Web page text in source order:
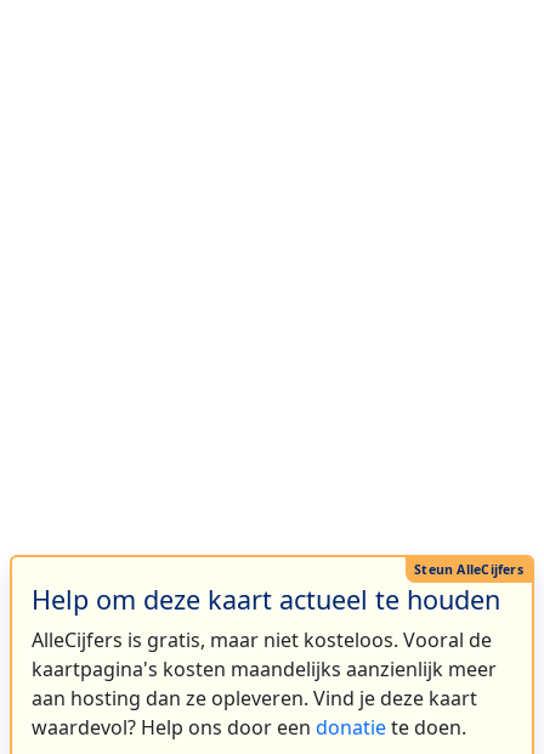
Help om deze kaart actueel te houden
AlleCijfers is gratis, maar niet kosteloos. Vooral de
kaartpagina's kosten maandelijks aanzienlijk meer
aan hosting dan ze opleveren. Vind je deze kaart
waardevol? Help ons door een donatiete doen.